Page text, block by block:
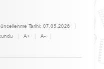
Tarihi: 07.05.2026
A+
A-